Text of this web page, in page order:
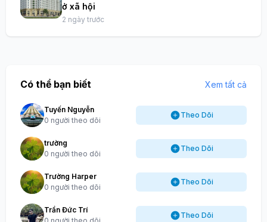
ở xã hội
2 ngày trước
Có thể bạn biết Xem tất cả
Tuyến Nguyễn
0 người theo dõi
Theo Dõi
trường
0 người theo dõi
Theo Dõi
Trường Harper
0 người theo dõi
Theo Dõi
Trần Đức Trí
Theo Dõi